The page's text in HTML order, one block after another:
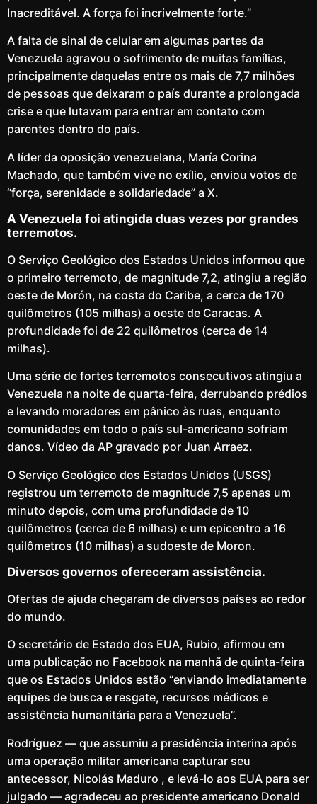
Inacreditável. A força foi incrivelmente forte.”
A falta de sinal de celular em algumas partes da
Venezuela agravou o sofrimento de muitas famílias,
principalmente daquelas entre os mais de 7,7 milhões
de pessoas que deixaram o país durante a prolongada
crise e que lutavam para entrar em contato com
parentes dentro do país.
A líder da oposição venezuelana, María Corina
Machado, que também vive no exílio, enviou votos de
“força, serenidade e solidariedade” a X.
A Venezuela foi atingida duas vezes por grandes
terremotos.
O Serviço Geológico dos Estados Unidos informou que
o primeiro terremoto, de magnitude 7,2, atingiu a região
oeste de Morón, na costa do Caribe, a cerca de 170
quilômetros (105 milhas) a oeste de Caracas. A
profundidade foi de 22 quilômetros (cerca de 14
milhas).
Uma série de fortes terremotos consecutivos atingiu a
Venezuela na noite de quarta-feira, derrubando prédios
e levando moradores em pânico às ruas, enquanto
comunidades em todo o país sul-americano sofriam
danos. Vídeo da AP gravado por Juan Arraez.
O Serviço Geológico dos Estados Unidos (USGS)
registrou um terremoto de magnitude 7,5 apenas um
minuto depois, com uma profundidade de 10
quilômetros (cerca de 6 milhas) e um epicentro a 16
quilômetros (10 milhas) a sudoeste de Moron.
Diversos governos ofereceram assistência.
Ofertas de ajuda chegaram de diversos países ao redor
do mundo.
O secretário de Estado dos EUA, Rubio, afirmou em
uma publicação no Facebook na manhã de quinta-feira
que os Estados Unidos estão “enviando imediatamente
equipes de busca e resgate, recursos médicos e
assistência humanitária para a Venezuela”.
Rodríguez — que assumiu a presidência interina após
uma operação militar americana capturar seu
antecessor, Nicolás Maduro , e levá-lo aos EUA para ser
julgado — agradeceu ao presidente americano Donald